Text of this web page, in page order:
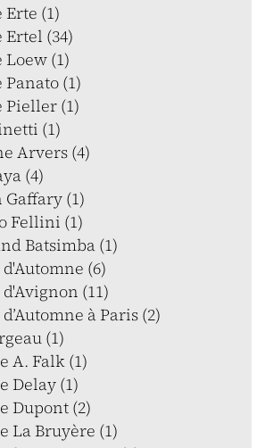
(1)
(34)
(1)
(1)
Pieller (1)
(1)
Arvers (4)
(4)
(1)
Fellini (1)
Batsimba (1)
(6)
(11)
à Paris (2)
(1)
A. Falk (1)
Delay (1)
Dupont (2)
La Bruyère (1)